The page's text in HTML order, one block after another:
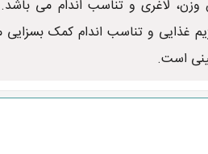
لاغری و تناسب اندام می
غذایی و تناسب اندام کمک
است.